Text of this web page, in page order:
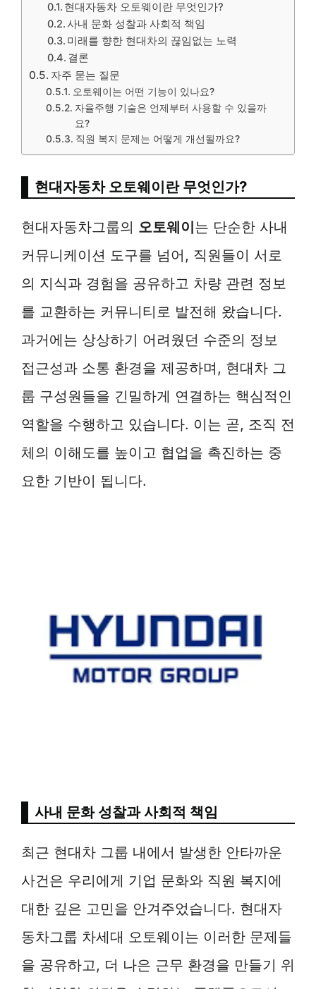
현대자동차 오토웨이란 무엇인가?
사내 문화 성찰과 사회적 책임
미래를 향한 현대차의 끊임없는 노력
결론
자주 묻는 질문
오토웨이는 어떤 기능이 있나요?
자율주행 기술은 언제부터 사용할 수 있을까
요?
직원 복지 문제는 어떻게 개선될까요?
현대자동차 오토웨이란 무엇인가?
현대자동차그룹의 오토웨이는 단순한 사내
커뮤니케이션 도구를 넘어, 직원들이 서로
의 지식과 경험을 공유하고 차량 관련 정보
를 교환하는 커뮤니티로 발전해 왔습니다.
과거에는 상상하기 어려웠던 수준의 정보
접근성과 소통 환경을 제공하며, 현대차 그
룹 구성원들을 긴밀하게 연결하는 핵심적인
역할을 수행하고 있습니다. 이는 곧, 조직 전
체의 이해도를 높이고 협업을 촉진하는 중
요한 기반이 됩니다.
사내 문화 성찰과 사회적 책임
최근 현대차 그룹 내에서 발생한 안타까운
사건은 우리에게 기업 문화와 직원 복지에
대한 깊은 고민을 안겨주었습니다. 현대자
동차그룹 차세대 오토웨이는 이러한 문제들
을 공유하고, 더 나은 근무 환경을 만들기 위